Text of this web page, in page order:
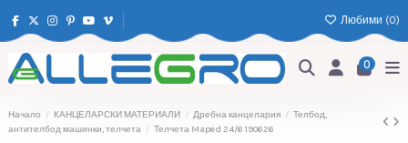
Любими (0)
0
Начало КАНЦЕЛАРСКИ МАТЕРИАЛИ Дребна канцелария
Телбод,
антителбод машинки, телчета
Телчета Maped 24/6 190626